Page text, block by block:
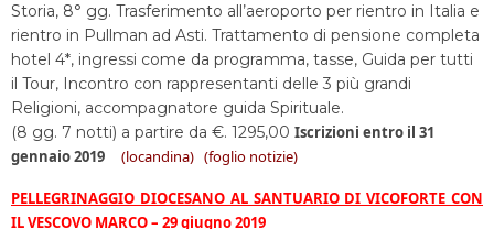
Storia, 8° gg. Trasferimento all’aeroporto per rientro in Italia e
rientro in Pullman ad Asti. Trattamento di pensione completa
hotel 4*, ingressi come da programma, tasse, Guida per tutti
il Tour, Incontro con rappresentanti delle 3 più grandi
Religioni, accompagnatore guida Spirituale.
(8 gg. 7 notti) a partire da €. 1295,00 Iscrizioni entro il 31
gennaio 2019 (locandina) (foglio notizie)
PELLEGRINAGGIO DIOCESANO AL SANTUARIO DI VICOFORTE CON
IL VESCOVO MARCO – 29 giugno 2019